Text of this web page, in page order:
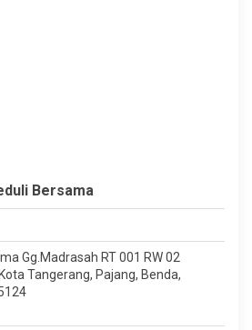
Bersama
Gg.Madrasah RT 001 RW 02
Tangerang, Pajang, Benda,